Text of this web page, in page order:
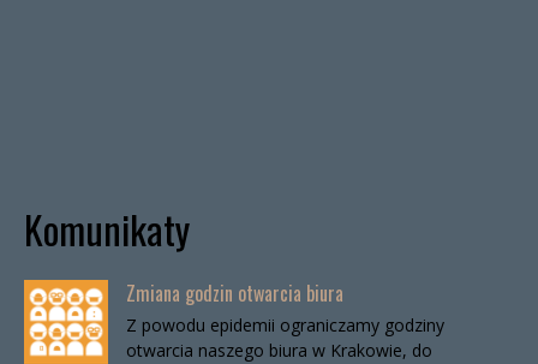
Komunikaty
Zmiana godzin otwarcia biura
Z powodu epidemii ograniczamy godziny
otwarcia naszego biura w Krakowie, do